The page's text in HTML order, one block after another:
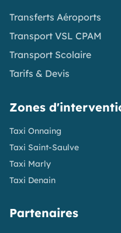
Transferts Aéroports
Transport VSL CPAM
Transport Scolaire
Tarifs & Devis
Zones
Taxi Onnaing
Taxi Saint-Saulve
Taxi Marly
Taxi Denain
Partenaires